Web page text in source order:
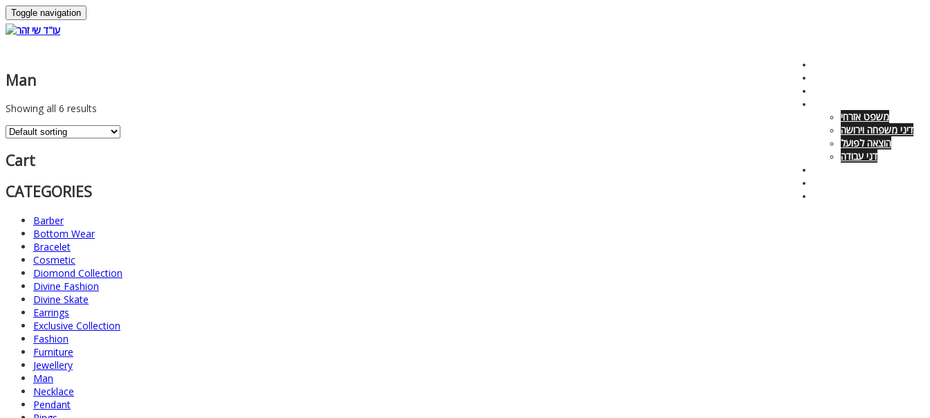
Toggle navigation
משפט אזרחי
דיני משפחה וירושה
הוצאה לפועל
דני עבודה
Man
Showing all 6 results
Cart
CATEGORIES
Barber
Bottom Wear
Bracelet
Cosmetic
Diomond Collection
Divine Fashion
Divine Skate
Earrings
Exclusive Collection
Fashion
Furniture
Jewellery
Man
Necklace
Pendant